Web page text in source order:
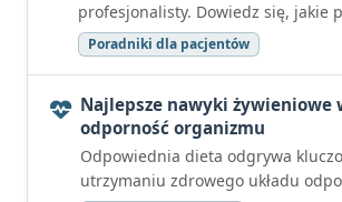
profesjonalisty. Dowiedz się, jakie
Poradniki dla pacjentów
Najlepsze nawyki żywieniowe
odporność organizmu
Odpowiednia dieta odgrywa
utrzymaniu zdrowego układu